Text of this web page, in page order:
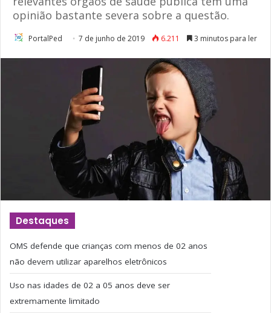
opinião bastante severa sobre a questão.
PortalPed 7 de junho de 2019 6.211 3 minutos para ler
Destaques
OMS defende que crianças com menos de 02 anos
não devem utilizar aparelhos eletrônicos
Uso nas idades de 02 a 05 anos deve ser
extremamente limitado